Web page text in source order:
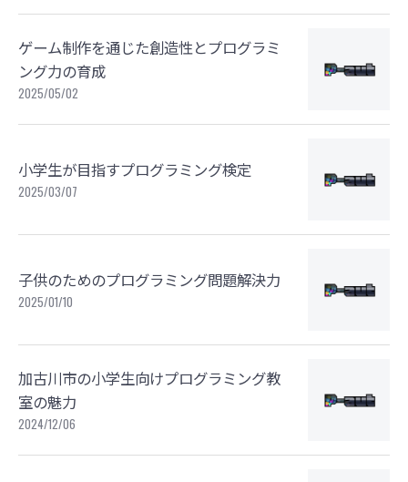
ゲーム制作を通じた創造性とプログラミ
ング力の育成
2025/05/02
小学生が目指すプログラミング検定
2025/03/07
子供のためのプログラミング問題解決力
2025/01/10
加古川市の小学生向けプログラミング教
室の魅力
2024/12/06